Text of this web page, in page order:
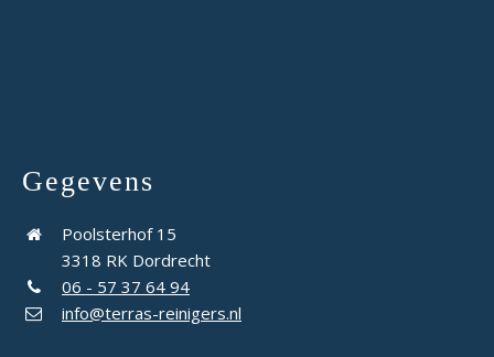
Gegevens
Poolsterhof 15
3318 RK Dordrecht
06 - 57 37 64 94
info@terras-reinigers.nl